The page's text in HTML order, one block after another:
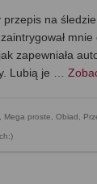
przepis na
zapewniała
Lubią je …
, Mega proste, Obiad,